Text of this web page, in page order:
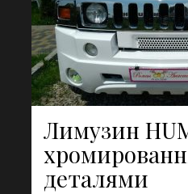
Лимузин
деталями